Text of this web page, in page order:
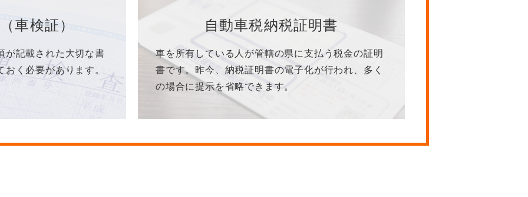
（車検証）
が記載された大切な書
く必要があります。
自動車税納税証明書
車を所有している人が管轄の県に支払う税金の証明
書です。昨今、納税証明書の電子化が行われ、多く
の場合に提示を省略できます。